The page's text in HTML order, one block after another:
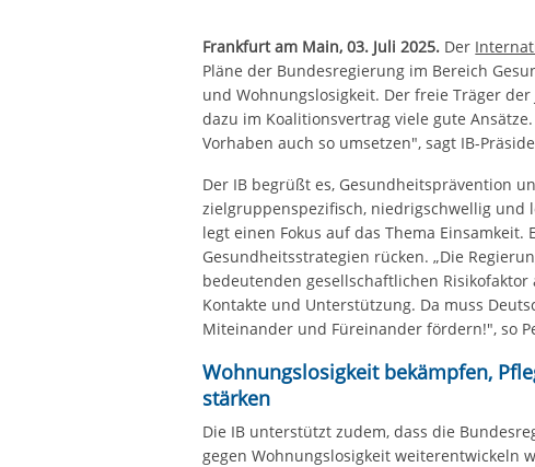
Frankfurt am Main, 03. Juli 2025. Der
Pläne der Bundesregierung im Bereich
und Wohnungslosigkeit. Der freie Träger der
dazu im Koalitionsvertrag viele gute
Vorhaben auch so umsetzen", sagt IB-
Der IB begrüßt es, Gesundheitsprävention
zielgruppenspezifisch, niedrigschwellig und
legt einen Fokus auf das Thema
Gesundheitsstrategien rücken. „Die
bedeutenden gesellschaftlichen
Kontakte und Unterstützung. Da muss
Miteinander und Füreinander fördern!", so
Wohnungslosigkeit bekämpfen,
stärken
Die IB unterstützt zudem, dass die
gegen Wohnungslosigkeit weiterentwickeln